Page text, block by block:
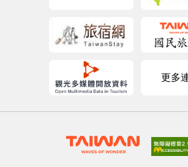
更多